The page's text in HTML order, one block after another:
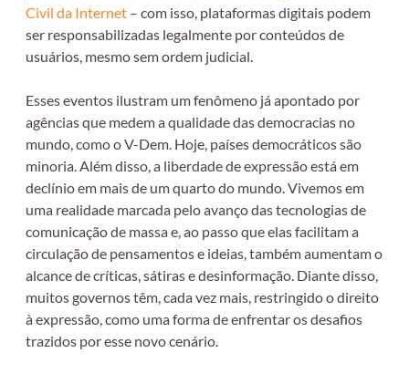
Civil da Internet – com isso, plataformas digitais podem
ser responsabilizadas legalmente por conteúdos de
usuários, mesmo sem ordem judicial.
Esses eventos ilustram um fenômeno já apontado por
agências que medem a qualidade das democracias no
mundo, como o V-Dem. Hoje, países democráticos são
minoria. Além disso, a liberdade de expressão está em
declínio em mais de um quarto do mundo. Vivemos em
uma realidade marcada pelo avanço das tecnologias de
comunicação de massa e, ao passo que elas facilitam a
circulação de pensamentos e ideias, também aumentam o
alcance de críticas, sátiras e desinformação. Diante disso,
muitos governos têm, cada vez mais, restringido o direito
à expressão, como uma forma de enfrentar os desafios
trazidos por esse novo cenário.